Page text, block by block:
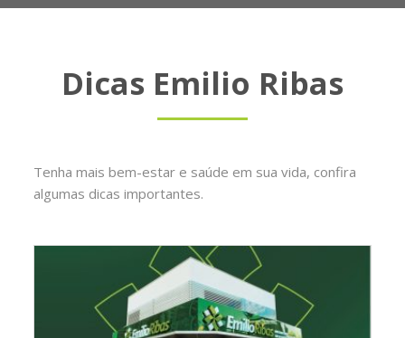
Dicas Emilio Ribas
Tenha mais bem-estar e saúde em sua vida, confira
algumas dicas importantes.